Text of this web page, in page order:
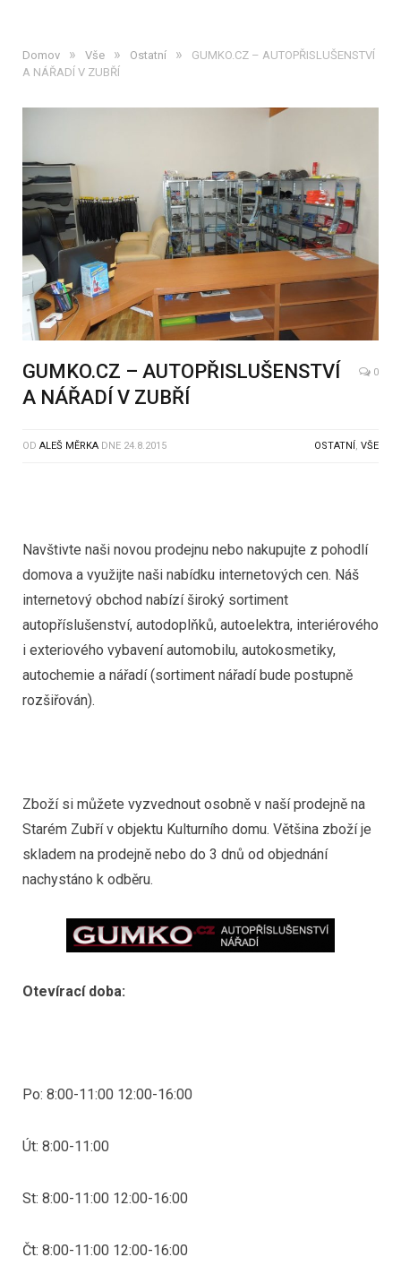
Domov » Vše » Ostatní »
GUMKO.CZ – AUTOPŘISLUŠENSTVÍ
A NÁŘADÍ V ZUBŘÍ
GUMKO.CZ – AUTOPŘISLUŠENSTVÍ
A NÁŘADÍ V ZUBŘÍ
0
OD ALEŠ MĚRKA DNE 24.8.2015 OSTATNÍ , VŠE
Navštivte naši novou prodejnu nebo nakupujte z pohodlí
domova a využijte naši nabídku internetových cen. Náš
internetový obchod nabízí široký sortiment
autopříslušenství, autodoplňků, autoelektra, interiérového
i exteriového vybavení automobilu, autokosmetiky,
autochemie a nářadí (sortiment nářadí bude postupně
rozšiřován).
Zboží si můžete vyzvednout osobně v naší prodejně na
Starém Zubří v objektu Kulturního domu. Většina zboží je
skladem na prodejně nebo do 3 dnů od objednání
nachystáno k odběru.
Otevírací doba:
Po: 8:00-11:00 12:00-16:00
Út: 8:00-11:00
St: 8:00-11:00 12:00-16:00
Čt: 8:00-11:00 12:00-16:00